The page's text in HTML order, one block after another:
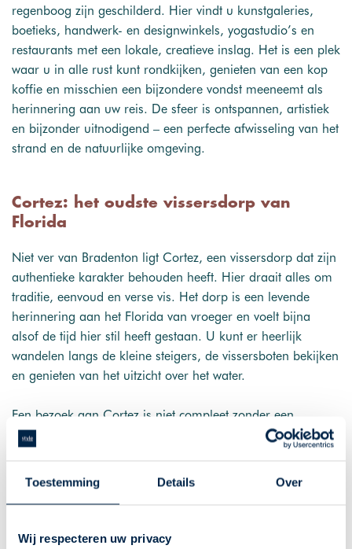
Toestemming Details Over
Wij respecteren uw privacy
regenboog zijn geschilderd. Hier vindt u kunstgaleries,
boetieks, handwerk- en designwinkels, yogastudio’s en
restaurants met een lokale, creatieve inslag. Het is een plek
waar u in alle rust kunt rondkijken, genieten van een kop
koffie en misschien een bijzondere vondst meeneemt als
herinnering aan uw reis. De sfeer is ontspannen, artistiek
en bijzonder uitnodigend – een perfecte afwisseling van het
strand en de natuurlijke omgeving.
Cortez: het oudste vissersdorp van
Florida
Niet ver van Bradenton ligt Cortez, een vissersdorp dat zijn
authentieke karakter behouden heeft. Hier draait alles om
traditie, eenvoud en verse vis. Het dorp is een levende
herinnering aan het Florida van vroeger en voelt bijna
alsof de tijd hier stil heeft gestaan. U kunt er heerlijk
wandelen langs de kleine steigers, de vissersboten bekijken
en genieten van het uitzicht over het water.
Een bezoek aan Cortez is niet compleet zonder een
maaltijd bij de Star Fish Company. Dit restaurant met
op de baai. De combinatie van eenvoudige, verse
gerechten en de ontspannen sfeer van het dorp maakt het
Voor liefhebbers van lokale geschiedenis en authentieke